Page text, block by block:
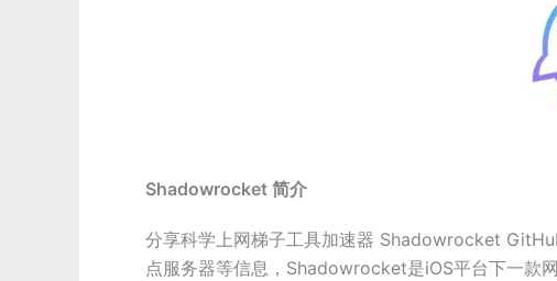
Shadowrocket 简介
分享科学上网梯子工具加速器 Shadowrocket
点服务器等信息，Shadowrocket是iOS平台下一款